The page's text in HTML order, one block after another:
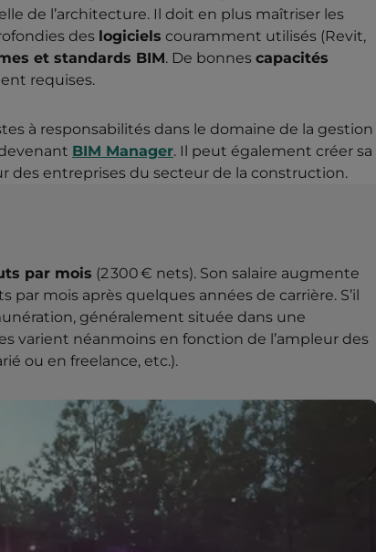
de l’architecture. Il doit en plus maîtriser les
des logiciels couramment utilisés (Revit,
et standards BIM. De bonnes capacités
requises.
à responsabilités dans le domaine de la gestion
BIM Manager. Il peut également créer sa
des entreprises du secteur de la construction.
par mois (2 300 € nets). Son salaire augmente
mois après quelques années de carrière. S’il
généralement située dans une
varient néanmoins en fonction de l’ampleur des
ou en freelance, etc.).